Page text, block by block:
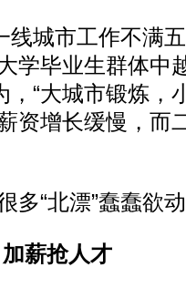
城市工作不满
学毕业生群体中
，“大城市锻炼，
资增长缓慢，而
“北漂”蠢蠢欲
薪抢人才